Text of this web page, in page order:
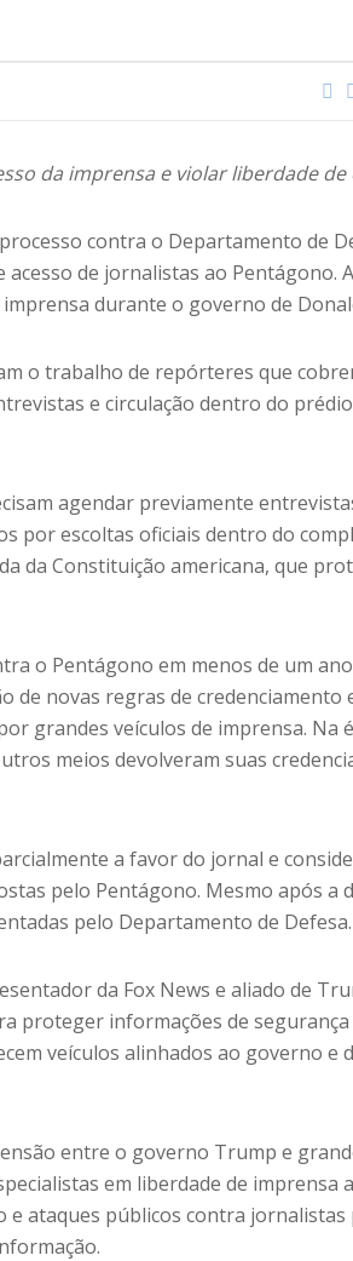
da imprensa e violar liberdade de
contra o Departamento de
de jornalistas ao Pentágono.
durante o governo de
o trabalho de repórteres que
e circulação dentro do
agendar previamente
por escoltas oficiais dentro do
da Constituição americana, que
o Pentágono em menos de um
novas regras de credenciamento
grandes veículos de imprensa. Na
meios devolveram suas
a favor do jornal e
pelo Pentágono. Mesmo após a
pelo Departamento de Defesa.
da Fox News e aliado de
proteger informações de segurança
veículos alinhados ao governo e
entre o governo Trump e
em liberdade de imprensa
e ataques públicos contra jornalistas